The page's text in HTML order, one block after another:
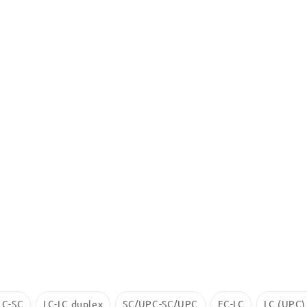
SC LC-LC duplex SC/UPC-SC/UPC FC-LC LC